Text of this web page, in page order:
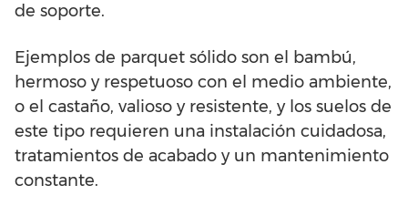
de soporte.
Ejemplos de parquet sólido son el bambú,
hermoso y respetuoso con el medio ambiente,
o el castaño, valioso y resistente, y los suelos de
este tipo requieren una instalación cuidadosa,
tratamientos de acabado y un mantenimiento
constante.